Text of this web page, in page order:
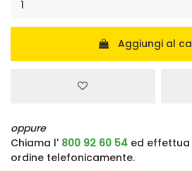
Aggiungi al
oppure
Chiama l' 800 92 60 54 ed effettua
ordine telefonicamente.